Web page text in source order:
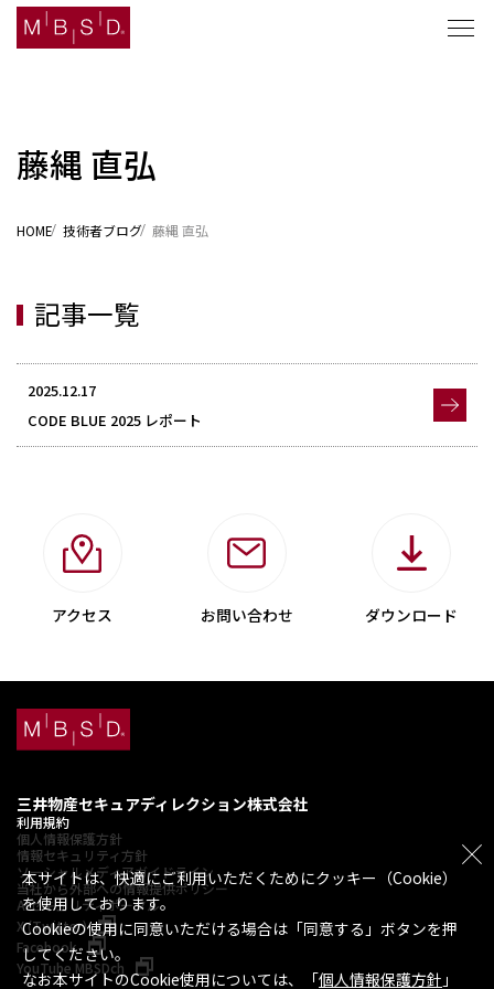
本サイトは、快適にご利用いただくためにクッキー（Cookie）
を使用しております。
Cookieの使用に同意いただける場合は「同意する」ボタンを押
してください。
なお本サイトのCookie使用については、「個人情報保護方針 」
藤縄 直弘
HOME 技術者ブログ 藤縄 直弘
記事一覧
2025.12.17
CODE BLUE 2025 レポート
アクセス お問い合わせ ダウンロード
三井物産セキュアディレクション株式会社
利用規約
個人情報保護方針
情報セキュリティ方針
ソーシャルメディアガイドライン
当社から外部への情報提供ポリシー
AIセキュリティポータル
X (Twitter)
Facebook
YouTube MBSDch